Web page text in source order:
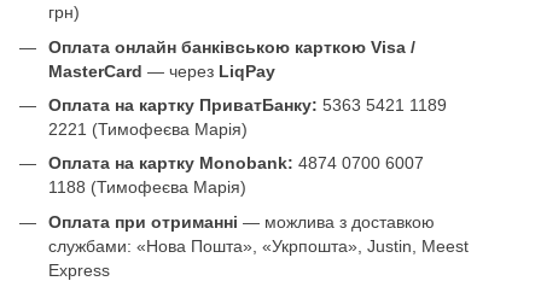
грн)
Оплата онлайн банківською карткою Visa /
MasterCard — через LiqPay
Оплата на картку ПриватБанку: 5363 5421 1189
2221 (Тимофеєва Марія)
Оплата на картку Monobank: 4874 0700 6007
1188 (Тимофеєва Марія)
Оплата при отриманні — можлива з доставкою
службами: «Нова Пошта», «Укрпошта», Justin, Meest
Express